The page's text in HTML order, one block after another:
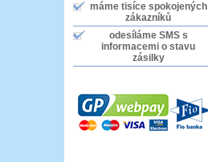
máme tisíce spokojených
zákazníků
odesíláme SMSs
informacemi o stavu
zásilky